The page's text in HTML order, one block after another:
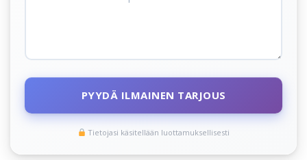
PYYDÄ ILMAINEN TARJOUS
Tietojasi käsitellään luottamuksellisesti